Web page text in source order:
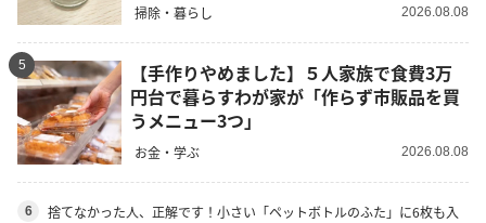
掃除・暮らし 2026.08.08
5
【手作りやめました】５人家族で食費3万
円台で暮らすわが家が「作らず市販品を買
うメニュー3つ」
お金・学ぶ 2026.08.08
6
捨てなかった人、正解です！小さい「ペットボトルのふた」に6枚も入